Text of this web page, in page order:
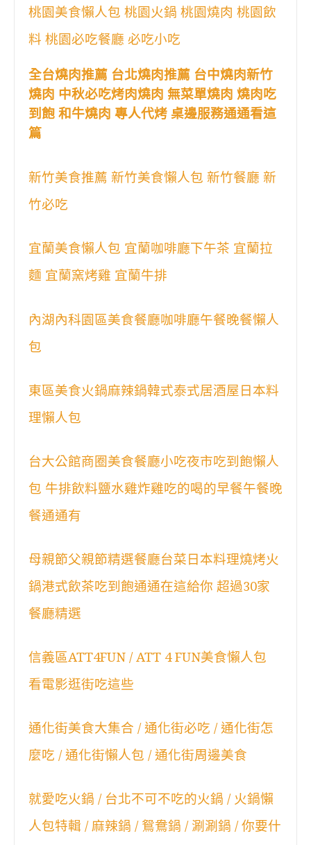
桃園美食懶人包 桃園火鍋 桃園燒肉 桃園飲
料 桃園必吃餐廳 必吃小吃
全台燒肉推薦 台北燒肉推薦 台中燒肉新竹
燒肉 中秋必吃烤肉燒肉 無菜單燒肉 燒肉吃
到飽 和牛燒肉 專人代烤 桌邊服務通通看這
篇
新竹美食推薦 新竹美食懶人包 新竹餐廳 新
竹必吃
宜蘭美食懶人包 宜蘭咖啡廳下午茶 宜蘭拉
麵 宜蘭窯烤雞 宜蘭牛排
內湖內科園區美食餐廳咖啡廳午餐晚餐懶人
包
東區美食火鍋麻辣鍋韓式泰式居酒屋日本料
理懶人包
台大公館商圈美食餐廳小吃夜市吃到飽懶人
包 牛排飲料鹽水雞炸雞吃的喝的早餐午餐晚
餐通通有
母親節父親節精選餐廳台菜日本料理燒烤火
鍋港式飲茶吃到飽通通在這給你 超過30家
餐廳精選
信義區ATT4FUN / ATT 4 FUN美食懶人包
看電影逛街吃這些
通化街美食大集合 / 通化街必吃 / 通化街怎
麼吃 / 通化街懶人包 / 通化街周邊美食
就愛吃火鍋 / 台北不可不吃的火鍋 / 火鍋懶
人包特輯 / 麻辣鍋 / 鴛鴦鍋 / 涮涮鍋 / 你要什